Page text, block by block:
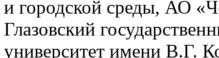
и городской среды, АО
Глазовский
университет имени В.Г.